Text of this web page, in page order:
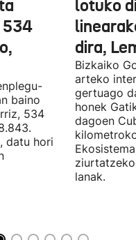
534
baino
534
datu hori
lotuko
dira,
Bizkaiko
arteko
gertuago
honek
dagoen
lanak.